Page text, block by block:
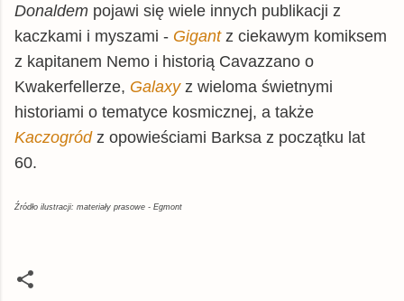
Donaldem pojawi się wiele innych publikacji z
kaczkami i myszami - Gigantz ciekawym komiksem
z kapitanem Nemo i historią Cavazzano o
Kwakerfellerze, Galaxyz wieloma świetnymi
historiami o tematyce kosmicznej, a także
Kaczogródz opowieściami Barksa z początku lat
60.
Źródło ilustracji: materiały prasowe - Egmont